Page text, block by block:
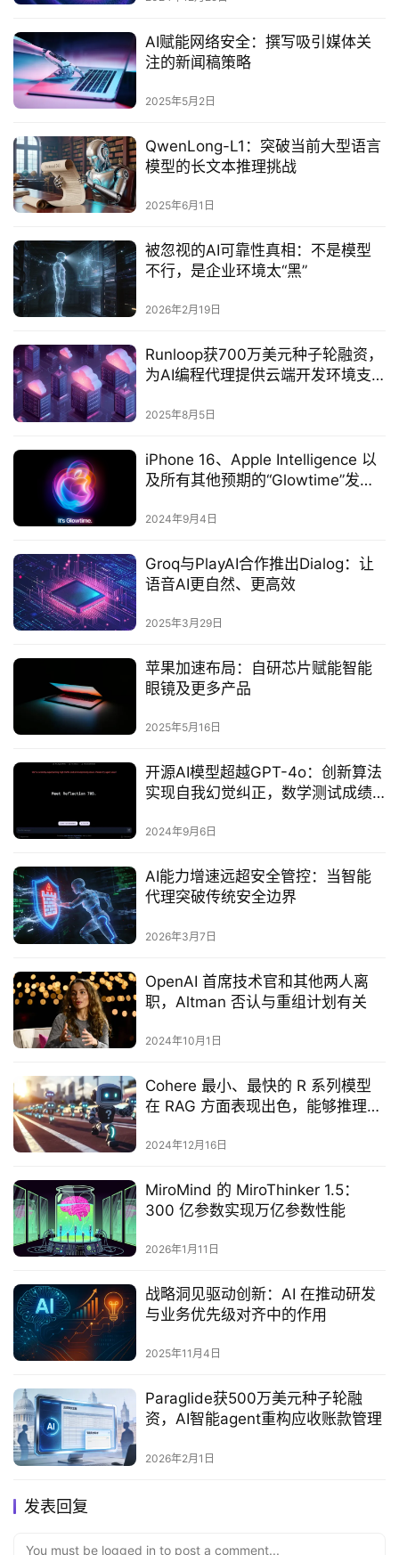
AI赋能网络安全：撰写吸引媒体关
注的新闻稿策略
2025年5月2日
QwenLong-L1：突破当前大型语言
模型的长文本推理挑战‌
2025年6月1日
被忽视的AI可靠性真相：不是模型
不行，是企业环境太“黑”
2026年2月19日
Runloop获700万美元种子轮融资，
为AI编程代理提供云端开发环境支
2025年8月5日
iPhone 16、Apple Intelligence 以
及所有其他预期的“Glowtime”发布
2024年9月4日
Groq与PlayAI合作推出Dialog：让
语音AI更自然、更高效
2025年3月29日
苹果加速布局：自研芯片赋能智能
眼镜及更多产品
2025年5月16日
开源AI模型超越GPT-4o：创新算法
实现自我幻觉纠正，数学测试成绩
2024年9月6日
AI能力增速远超安全管控：当智能
代理突破传统安全边界
2026年3月7日
OpenAI 首席技术官和其他两人离
职，Altman 否认与重组计划有关
2024年10月1日
Cohere 最小、最快的 R 系列模型
在 RAG 方面表现出色，能够推理
2024年12月16日
MiroMind 的 MiroThinker 1.5：
300 亿参数实现万亿参数性能
2026年1月11日
战略洞见驱动创新：AI 在推动研发
与业务优先级对齐中的作用
2025年11月4日
Paraglide获500万美元种子轮融
资，AI智能agent重构应收账款管理
2026年2月1日
发表回复
You must be logged in to post a comment...